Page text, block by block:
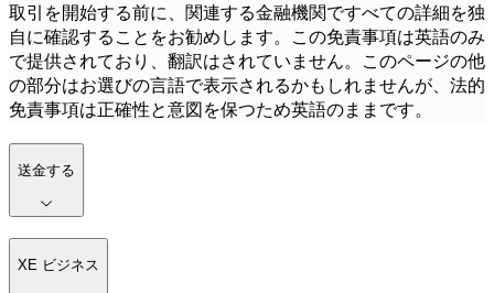
取引を開始する前に、関連する金融機関ですべての詳細を独
自に確認することをお勧めします。この免責事項は英語のみ
で提供されており、翻訳はされていません。このページの他
の部分はお選びの言語で表示されるかもしれませんが、法的
免責事項は正確性と意図を保つため英語のままです。
送金する
XE ビジネス